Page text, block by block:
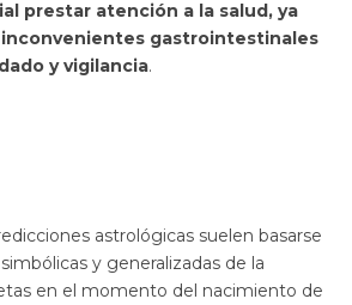
prestar atención a la salud, ya
gastrointestinales
y vigilancia.
astrológicas suelen basarse
y generalizadas de la
en el momento del nacimiento de